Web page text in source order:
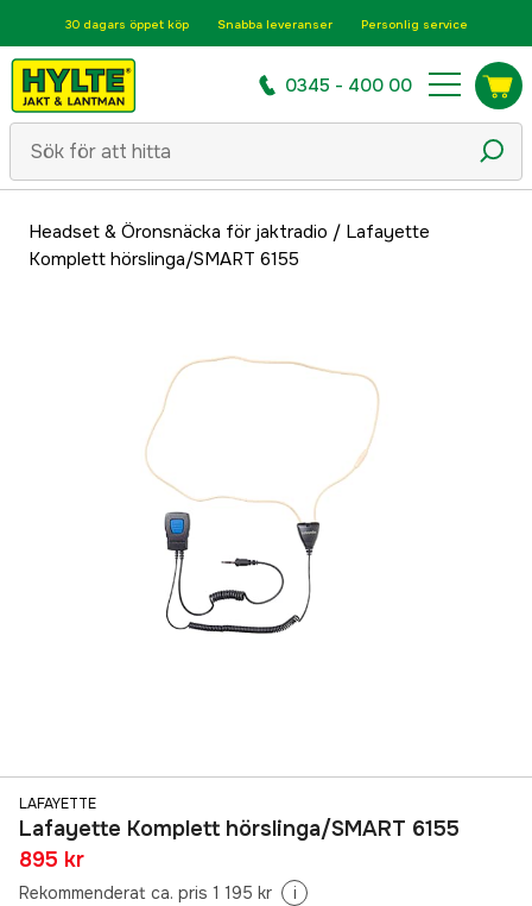
30 dagars öppet köp Snabba leveranser Personlig service
0345 - 400 00
Headset & Öronsnäcka för jaktradio / Lafayette
Komplett hörslinga/SMART 6155
LAFAYETTE
Lafayette Komplett hörslinga/SMART 6155
895 kr
Rekommenderat ca. pris 1 195 kr i